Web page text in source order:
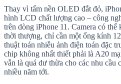
Thay vì tấm nền OLED đắt đỏ,
hình LCD chất lượng cao – công
trên dòng iPhone 11. Camera có
thời thượng, chỉ cần một ống kính
thuật toán nhiễu ảnh điện toán đặc
chip không nhất thiết phải là A20
vẫn là quá dư thừa cho các nhu cầu
nhiều năm tới.